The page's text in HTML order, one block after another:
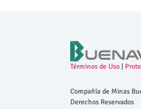
Términos de Uso|
Compañía de Minas
Derechos Reservados